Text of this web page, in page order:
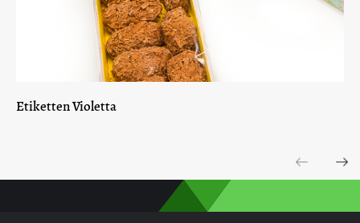
Etiketten Violetta